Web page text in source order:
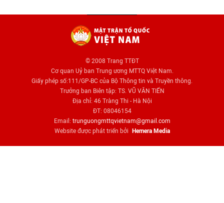
© 2008 Trang TTĐT
Cơ quan Uỷ ban Trung ương MTTQ Việt Nam.
Giấy phép số:111/GP-BC của Bộ Thông tin và Truyền thông.
Trưởng ban Biên tập: TS. VŨ VĂN TIẾN
Địa chỉ: 46 Tràng Thi - Hà Nội
ĐT: 08046154
Email: trunguongmttqvietnam@gmail.com
Website được phát triển bởi
Hemera Media